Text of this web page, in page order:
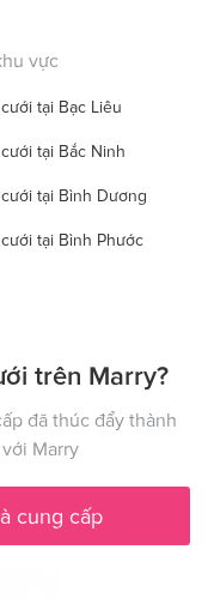
vực
tại Bạc Liêu
tại Bắc Ninh
tại Bình Dương
tại Bình Phước
tại Cà Mau
tại Đăk Nông
tại Đồng Nai
tại Gia Lai
tại Hà Nam
tại Hà Tĩnh
trên Marry?
đã thúc đẩy thành
Marry
cung cấp